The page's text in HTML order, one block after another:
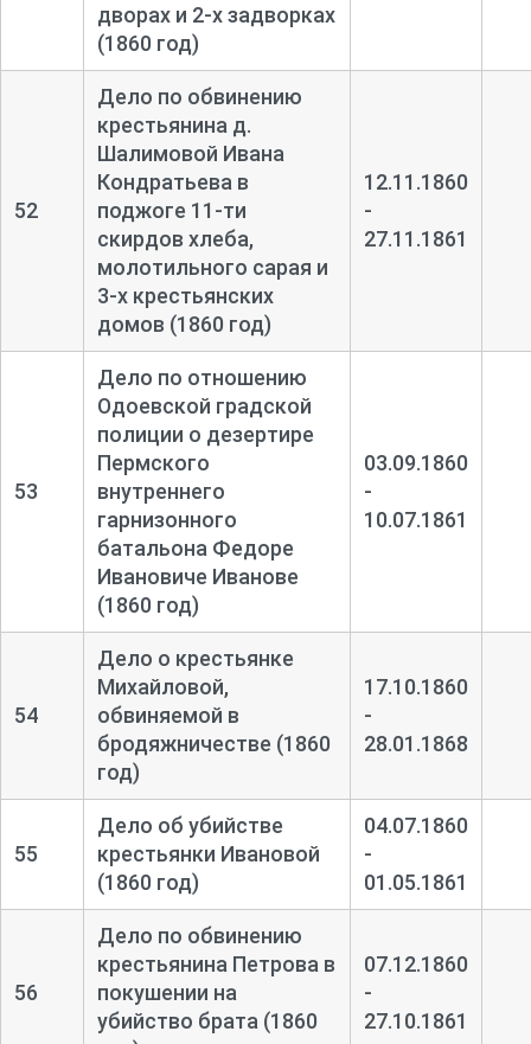
дворах и 2-х задворках
(1860 год)
52
Дело по обвинению
крестьянина д.
Шалимовой Ивана
Кондратьева в
поджоге 11-ти
скирдов хлеба,
молотильного сарая и
3-х крестьянских
домов (1860 год)
12.11.1860
-
27.11.1861
53
Дело по отношению
Одоевской градской
полиции о дезертире
Пермского
внутреннего
гарнизонного
батальона Федоре
Ивановиче Иванове
(1860 год)
03.09.1860
-
10.07.1861
54
Дело о крестьянке
Михайловой,
обвиняемой в
бродяжничестве (1860
год)
17.10.1860
-
28.01.1868
55
Дело об убийстве
крестьянки Ивановой
(1860 год)
04.07.1860
-
01.05.1861
56
Дело по обвинению
крестьянина Петрова в
покушении на
убийство брата (1860
07.12.1860
-
27.10.1861